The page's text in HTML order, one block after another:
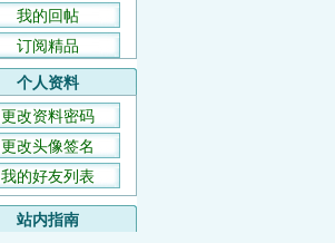
我的回帖
订阅精品
个人资料
更改资料密码
更改头像签名
我的好友列表
站内指南